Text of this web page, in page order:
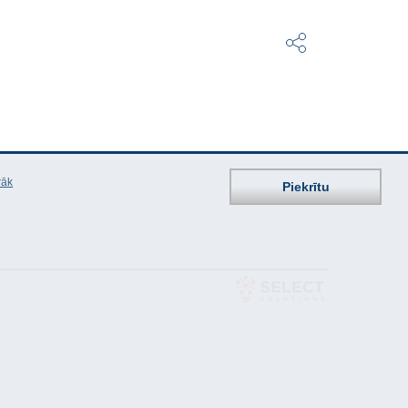
Piekrītu